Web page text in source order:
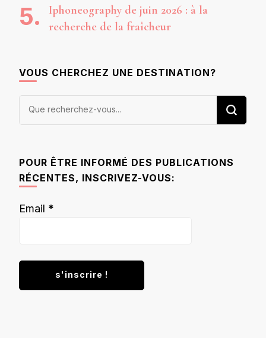
Iphoneography de juin 2026 : à la
recherche de la fraîcheur
VOUS CHERCHEZ UNE DESTINATION?
Vous
POUR ÊTRE INFORMÉ DES PUBLICATIONS
RÉCENTES, INSCRIVEZ-VOUS:
Email *